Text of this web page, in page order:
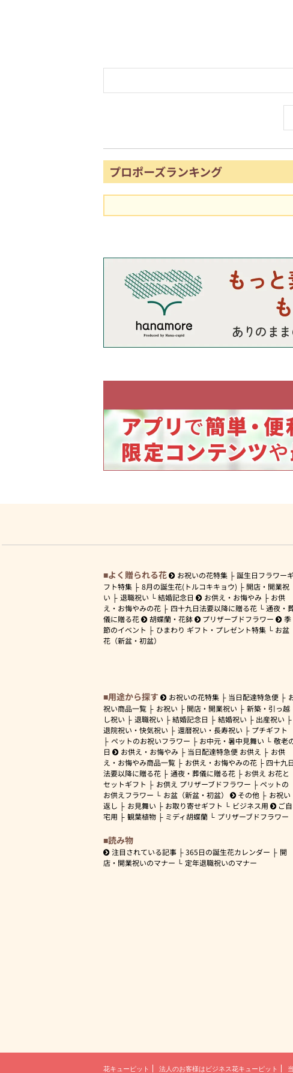
プロポーズランキング
よく贈られる花 お祝いの花特集
誕生日フラワー
フト特集
8月の誕生花(トルコキキョウ)
開店・開業祝
い
退職祝い 結婚記念日 お供え・お悔やみ
お供
え・お悔やみの花
四十九日法要以降に贈る花
通夜・
儀に贈る花
胡蝶蘭・花鉢 プリザーブドフラワー
季
節のイベント
ひまわり ギフト・プレゼント特集
お盆
花（新盆・初盆）
用途から探す お祝いの花特集 当日配達特急便
祝い商品一覧
お祝い 開店・開業祝い
新築・引っ越
し祝い
退職祝い 結婚記念日 結婚祝い
出産祝い
退院祝い・快気祝い
還暦祝い・長寿祝い
プチギフト
ペットのお祝いフラワー
お中元・暑中見舞い
敬老
日
お供え・お悔やみ 当日配達特急便 お供え
お供
え・お悔やみ商品一覧
お供え・お悔やみの花
四十九日
法要以降に贈る花
通夜・葬儀に贈る花
お供え お花と
セットギフト
お供え プリザーブドフラワー
ペットの
お供えフラワー
お盆（新盆・初盆） その他
お祝い
返し
お見舞い お取り寄せギフト ビジネス用
ご自
宅用
観葉植物 ミディ胡蝶蘭 プリザーブドフラワー
読み物
注目されている記事 365日の誕生花カレンダー
開
店・開業祝いのマナー
定年退職祝いのマナー
花キューピット 法人のお客様は ビジネス花キューピット